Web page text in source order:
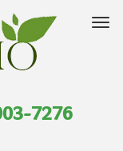
7276